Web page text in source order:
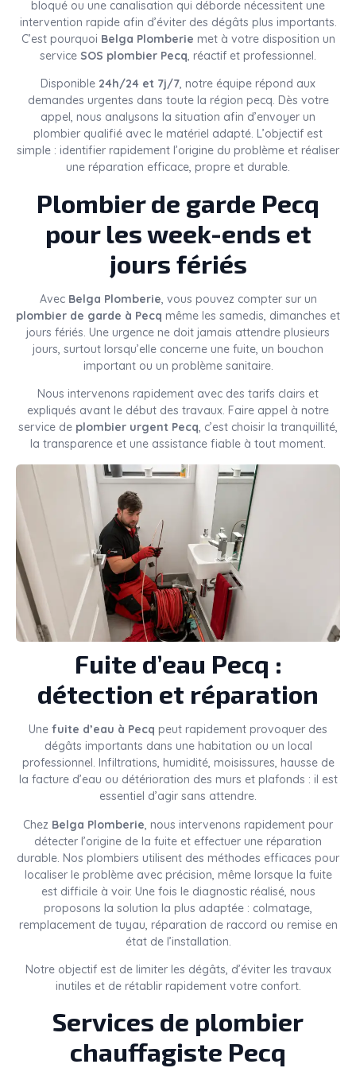
bloqué ou une canalisation qui déborde nécessitent une
intervention rapide afin d’éviter des dégâts plus importants.
C’est pourquoi Belga Plomberie met à votre disposition un
service SOS plombier Pecq, réactif et professionnel.
Disponible 24h/24 et 7j/7, notre équipe répond aux
demandes urgentes dans toute la région pecq. Dès votre
appel, nous analysons la situation afin d’envoyer un
plombier qualifié avec le matériel adapté. L’objectif est
simple : identifier rapidement l’origine du problème et réaliser
une réparation efficace, propre et durable.
Plombier de garde Pecq
pour les week-ends et
jours fériés
Avec Belga Plomberie, vous pouvez compter sur un
plombier de garde à Pecq même les samedis, dimanches et
jours fériés. Une urgence ne doit jamais attendre plusieurs
jours, surtout lorsqu’elle concerne une fuite, un bouchon
important ou un problème sanitaire.
Nous intervenons rapidement avec des tarifs clairs et
expliqués avant le début des travaux. Faire appel à notre
service de plombier urgent Pecq, c’est choisir la tranquillité,
la transparence et une assistance fiable à tout moment.
Fuite d’eau Pecq :
détection et réparation
Une fuite d’eau à Pecq peut rapidement provoquer des
dégâts importants dans une habitation ou un local
professionnel. Infiltrations, humidité, moisissures, hausse de
la facture d’eau ou détérioration des murs et plafonds : il est
essentiel d’agir sans attendre.
Chez Belga Plomberie, nous intervenons rapidement pour
détecter l’origine de la fuite et effectuer une réparation
durable. Nos plombiers utilisent des méthodes efficaces pour
localiser le problème avec précision, même lorsque la fuite
est difficile à voir. Une fois le diagnostic réalisé, nous
proposons la solution la plus adaptée : colmatage,
remplacement de tuyau, réparation de raccord ou remise en
état de l’installation.
Notre objectif est de limiter les dégâts, d’éviter les travaux
inutiles et de rétablir rapidement votre confort.
Services de plombier
chauffagiste Pecq